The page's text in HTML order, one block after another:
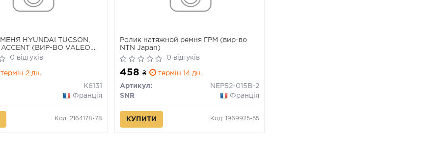
HYUNDAI TUCSON,
ACCENT (ВИР-ВО VALEO
0 відгуків
2 дн.
K6131
Франція
Код: 2164178-78
Ролик натяжной ремня ГРМ (вир-во
NTN Japan)
0 відгуків
458₴ термін 14 дн.
Артикул:
NEP52-015B-2
SNR
Франція
КУПИТИ Код: 1969925-55